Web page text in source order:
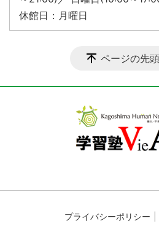
休館日：月曜日
ページの先
プライバシーポリシー